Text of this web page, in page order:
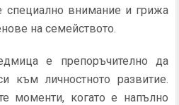
специално внимание и грижа
на семейството.
е препоръчително да
към личностното развитие.
моменти, когато е напълно